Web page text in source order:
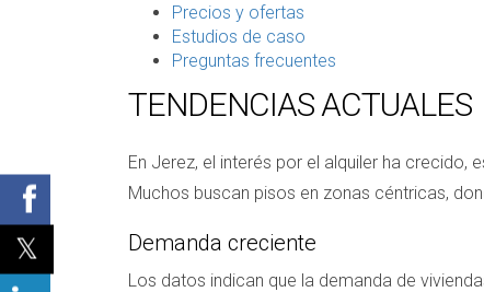
Precios y ofertas
Estudios de caso
Preguntas frecuentes
TENDENCIAS ACTUALES
En Jerez, el interés por el alquiler ha
Muchos buscan pisos en zonas céntricas,
Demanda creciente
Los datos indican que la demanda de